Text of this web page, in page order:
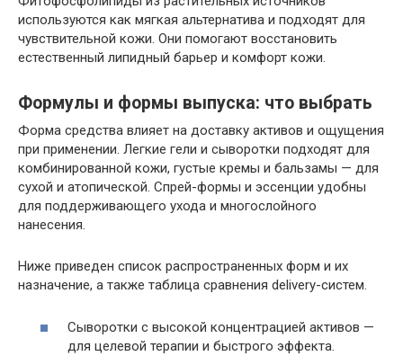
используются как мягкая альтернатива и подходят для
чувствительной кожи. Они помогают восстановить
естественный липидный барьер и комфорт кожи.
Формулы и формы выпуска: что выбрать
Форма средства влияет на доставку активов и ощущения
при применении. Легкие гели и сыворотки подходят для
комбинированной кожи, густые кремы и бальзамы — для
сухой и атопической. Спрей-формы и эссенции удобны
для поддерживающего ухода и многослойного
нанесения.
Ниже приведен список распространенных форм и их
назначение, а также таблица сравнения delivery-систем.
Сыворотки с высокой концентрацией активов —
для целевой терапии и быстрого эффекта.